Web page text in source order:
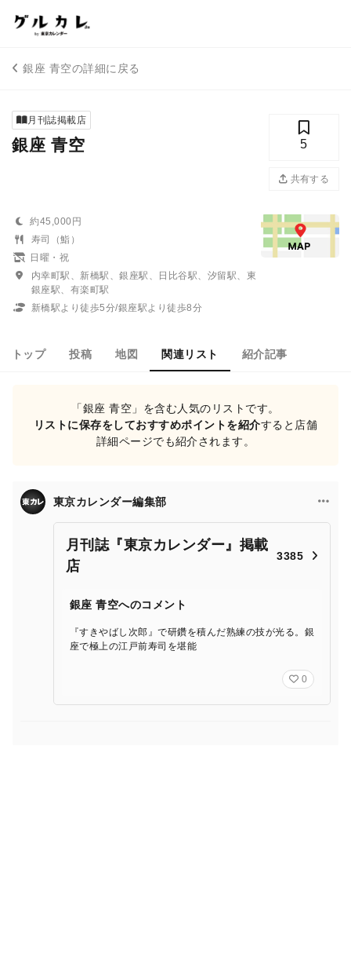
銀座 青空の詳細に戻る
月刊誌掲載店
銀座 青空 5
共有する
約45,000円
寿司（鮨）
日曜・祝
内幸町駅、新橋駅、銀座駅、日比谷駅、汐留駅、東
銀座駅、有楽町駅
新橋駅より徒歩5分/銀座駅より徒歩8分
トップ 投稿 地図 関連リスト 紹介記事
「銀座 青空」を含む人気のリストです。
リストに保存をしておすすめポイントを紹介すると店舗
詳細ページでも紹介されます。
東京カレンダー編集部
月刊誌『東京カレンダー』掲載
店
3385
銀座 青空へのコメント
『すきやばし次郎』で研鑽を積んだ熟練の技が光る。銀
座で極上の江戸前寿司を堪能
0